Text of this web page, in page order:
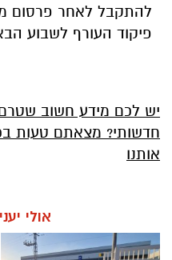
להתקבל לאחר פרסום
פיקוד העורף לשבוע
יש לכם מידע חשוב שטרם
חדשותי? מצאתם טעות
אותנו
אולי